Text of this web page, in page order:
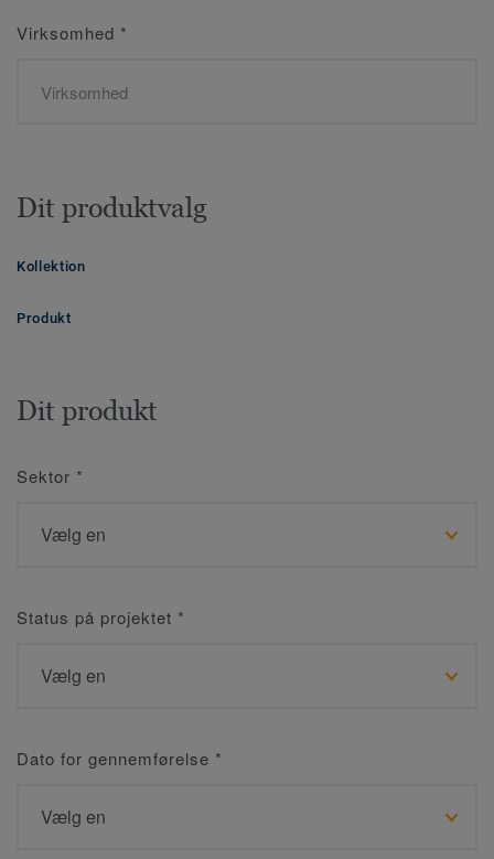
Virksomhed *
Dit produktvalg
Kollektion
Produkt
Dit produkt
Sektor *
Status på projektet *
Dato for gennemførelse *